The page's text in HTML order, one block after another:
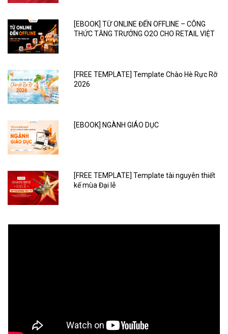
[EBOOK] TỪ ONLINE ĐẾN OFFLINE – CÔNG
THỨC TĂNG TRƯỞNG O2O CHO RETAIL VIỆT
[FREE TEMPLATE] Template Chào Hè Rực Rỡ
2026
[EBOOK] NGÀNH GIÁO DỤC
[FREE TEMPLATE] Template tài nguyên thiết
kế mùa Đại lễ